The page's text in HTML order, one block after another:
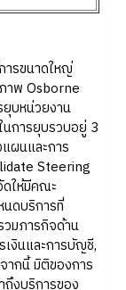
ารขนาดใหญ่
าพ Osborne
ยุบหน่วยงาน
นการยุบรวบอยู่ 3
ผนและการ
Steering
ให้มีคณะ
นดบริการที่
มภารกิจด้าน
เงินและการบัญชี,
ากนี้ มิติของการ
ถึงบริการของ